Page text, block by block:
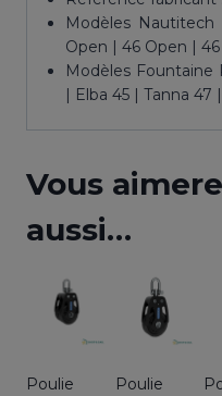
Modèles
Open | 46 Open |
Modèles Fountaine
| Elba 45 | Tanna 47
Vous
aussi…
Poulie
Poulie